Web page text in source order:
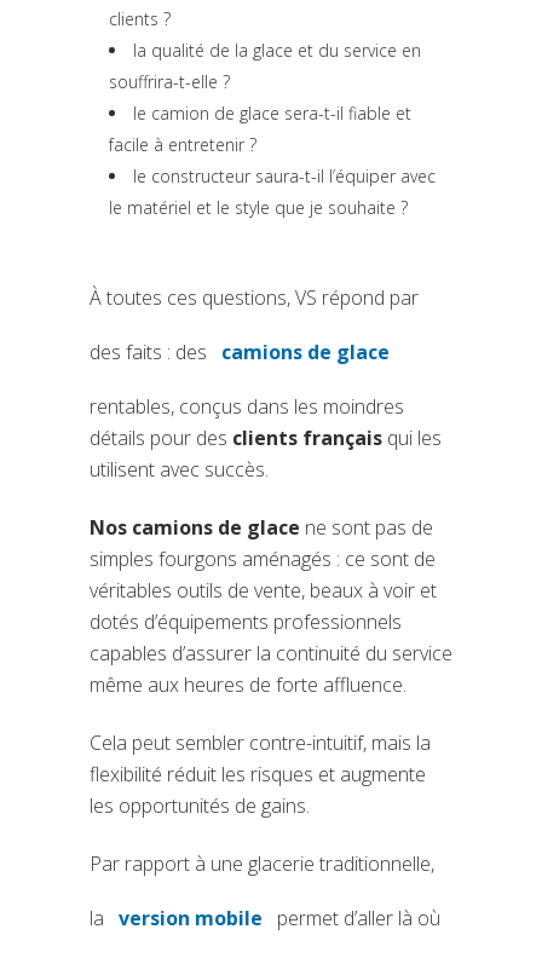
clients ?
la qualité de la glace et du service en
souffrira-t-elle ?
le camion de glace sera-t-il fiable et
facile à entretenir ?
le constructeur saura-t-il l’équiper avec
le matériel et le style que je souhaite ?
À toutes ces questions, VS répond par
des faits : des camions de glace
(si apre in una nuova
rentables, conçus dans les moindres
détails pour des clients français qui les
utilisent avec succès.
Nos camions de glace ne sont pas de
simples fourgons aménagés : ce sont de
véritables outils de vente, beaux à voir et
dotés d’équipements professionnels
capables d’assurer la continuité du service
même aux heures de forte affluence.
Cela peut sembler contre-intuitif, mais la
flexibilité réduit les risques et augmente
les opportunités de gains.
Par rapport à une glace­rie traditionnelle,
la version mobile
(si apre in una nuova scheda)
permet d’aller là où